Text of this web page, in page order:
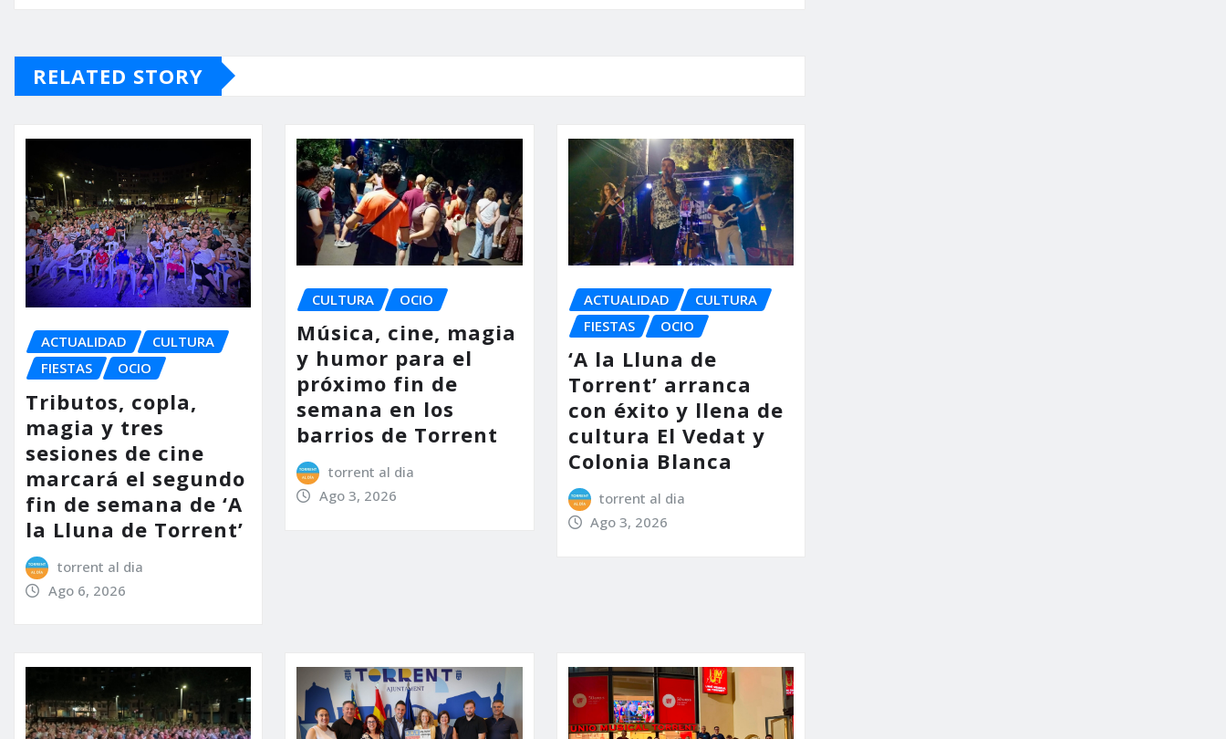
RELATED STORY
ACTUALIDAD
CULTURA
FIESTAS
OCIO
Tributos, copla,
magia y tres
sesiones de cine
marcará el segundo
fin de semana de ‘A
la Lluna de Torrent’
torrent al dia
Ago 6, 2026
CULTURA OCIO
Música, cine, magia
y humor para el
próximo fin de
semana en los
barrios de Torrent
torrent al dia
Ago 3, 2026
ACTUALIDAD
CULTURA
FIESTAS
OCIO
‘A la Lluna de
Torrent’ arranca
con éxito y llena de
cultura El Vedat y
Colonia Blanca
torrent al dia
Ago 3, 2026